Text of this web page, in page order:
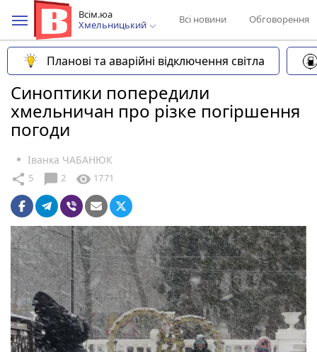
Всім.юа
Хмельницький
Всі новини Обговорення
Планові та аварійні відключення світла
Синоптики попередили
хмельничан про різке погіршення
погоди
Іванка ЧАБАНЮК
share 5 chat_bubble 2 visibility 1771